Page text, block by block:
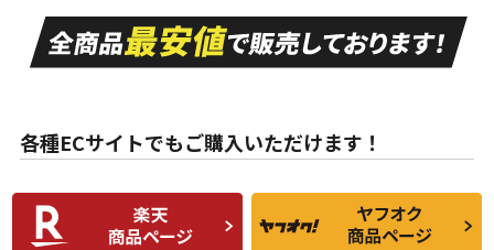
A
走行距離も少なく、
目立つ傷もほとんど
ない中古品
A
走行距離も少なく、
非常に状態の良い中
古品
な中古品
んどない中古品
C
比較的きれいな中古
品
C
られるが、使用に問
題のない中古品
各種ECサイトでもご購入いただけます！